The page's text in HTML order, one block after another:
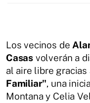
Los vecinos de
Casas volverán a
al aire libre
Familiar", una
Montana y Celia